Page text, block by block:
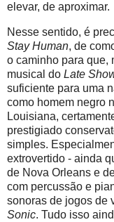
elevar, de aproximar.
Nesse sentido, é
Stay Human, de
o caminho para que,
musical do Late
suficiente para uma
como homem negro
Louisiana,
prestigiado
simples.
extrovertido - ainda
de Nova Orleans e
com percussão e
sonoras de jogos de
Sonic. Tudo isso